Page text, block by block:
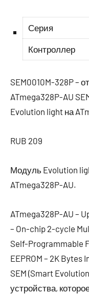
Серия
Контроллер
SEM0010M-328P –
ATmega328P-AU
Evolution light на
RUB 209
Модуль Evolution
ATmega328P-AU.
ATmega328P-AU –
– On-chip 2-cycle
Self-Programmable
EEPROM – 2K
SEM (Smart
устройства,